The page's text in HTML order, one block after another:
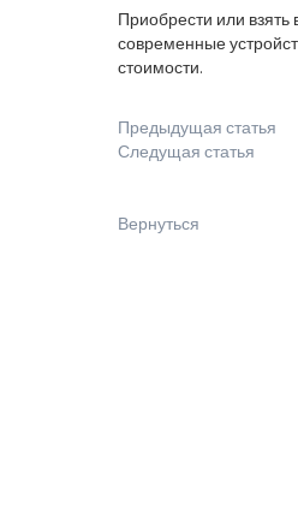
Приобрести или взять
современные
стоимости.
Предыдущая статья
Следущая статья
Вернуться